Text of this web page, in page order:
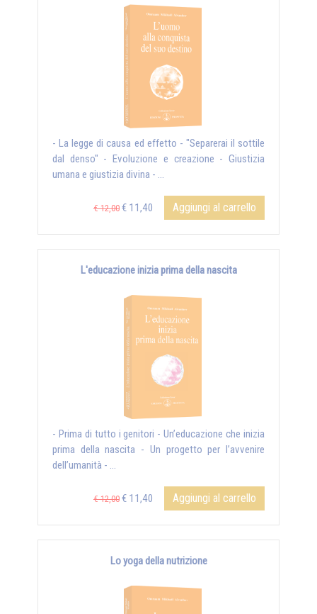
- La legge di causa ed effetto - "Separerai il sottile
dal denso" - Evoluzione e creazione - Giustizia
umana e giustizia divina - ...
€ 12,00 € 11,40 Aggiungi al carrello
L'educazione inizia prima della nascita
- Prima di tutto i genitori - Un’educazione che inizia
prima della nascita - Un progetto per l’avvenire
dell’umanità - ...
€ 12,00 € 11,40 Aggiungi al carrello
Lo yoga della nutrizione